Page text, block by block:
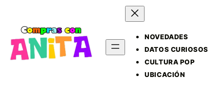
NOVEDADES
DATOS CURIOSOS
CULTURA POP
UBICACIÓN